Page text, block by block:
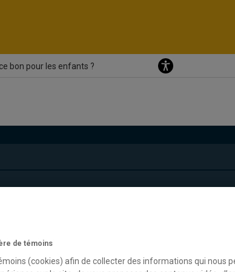
bon pour les enfants ?
de témoins
(cookies) afin de collecter des informations qui nous